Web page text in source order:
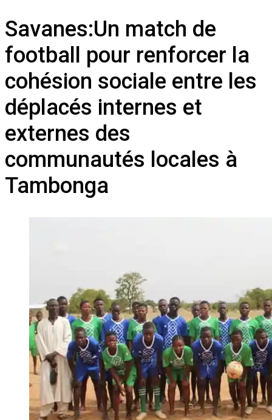
Savanes:Un match de
football pour renforcer la
cohésion sociale entre les
déplacés internes et
externes des
communautés locales à
Tambonga